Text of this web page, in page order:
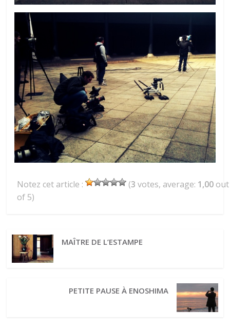
Notez cet article : (3 votes, average: 1,00 out
of 5)
MAÎTRE DE L’ESTAMPE
PETITE PAUSE À ENOSHIMA